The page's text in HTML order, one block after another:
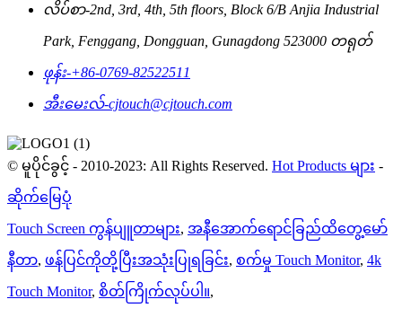
လိပ်စာ-2nd, 3rd, 4th, 5th floors, Block 6/B Anjia Industrial
Park, Fenggang, Dongguan, Gunagdong 523000 တရုတ်
ဖုန်း-+86-0769-82522511
အီးမေးလ်-cjtouch@cjtouch.com
© မူပိုင်ခွင့် - 2010-2023: All Rights Reserved. Hot Products များ -
ဆိုက်မြေပုံ
Touch Screen ကွန်ပျူတာများ, အနီအောက်ရောင်ခြည်ထိတွေ့မော်
နီတာ, ဖန်ပြင်ကိုတို့ပြီးအသုံးပြုရခြင်း, စက်မှု Touch Monitor, 4k
Touch Monitor, စိတ်ကြိုက်လုပ်ပါ။,